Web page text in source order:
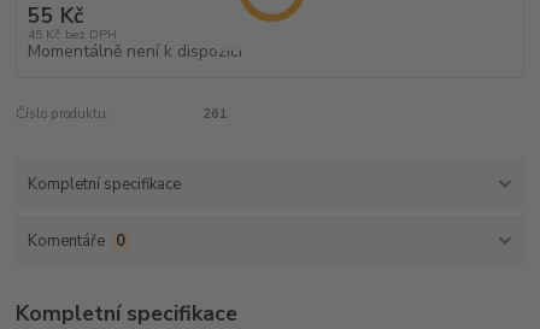
55 Kč
45 Kč bez DPH
Momentálně není k dispozici
Číslo produktu: 261
Kompletní specifikace
Komentáře 0
Kompletní specifikace